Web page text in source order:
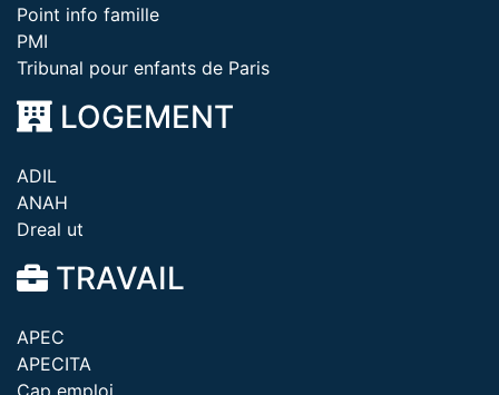
Point info famille
PMI
Tribunal pour enfants de Paris
LOGEMENT
ADIL
ANAH
Dreal ut
TRAVAIL
APEC
APECITA
Cap emploi